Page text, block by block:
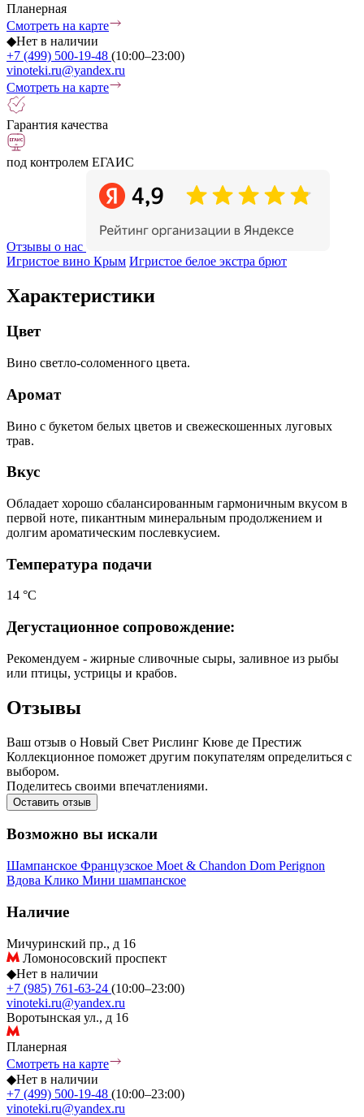
Планерная
Смотреть на карте
◆Нет в наличии
+7 (499) 500-19-48 (10:00–23:00)
vinoteki.ru@yandex.ru
Смотреть на карте
Гарантия качества
под контролем ЕГАИС
Отзывы о нас
Игристое вино Крым Игристое белое экстра брют
Характеристики
Цвет
Вино светло-соломенного цвета.
Аромат
Вино с букетом белых цветов и свежескошенных луговых
трав.
Вкус
Обладает хорошо сбалансированным гармоничным вкусом в
первой ноте, пикантным минеральным продолжением и
долгим ароматическим послевкусием.
Температура подачи
14 °С
Дегустационное сопровождение:
Рекомендуем - жирные сливочные сыры, заливное из рыбы
или птицы, устрицы и крабов.
Отзывы
Ваш отзыв о Новый Свет Рислинг Кюве де Престиж
Коллекционное поможет другим покупателям определиться с
выбором.
Поделитесь своими впечатлениями.
Оставить отзыв
Возможно вы искали
Шампанское Французское Moet & Chandon Dom Perignon
Вдова Клико Мини шампанское
Наличие
Мичуринский пр., д 16
Ломоносовский проспект
◆Нет в наличии
+7 (985) 761-63-24 (10:00–23:00)
vinoteki.ru@yandex.ru
Воротынская ул., д 16
Планерная
Смотреть на карте
◆Нет в наличии
+7 (499) 500-19-48 (10:00–23:00)
vinoteki.ru@yandex.ru